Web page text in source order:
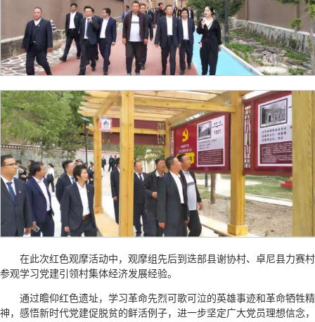
在此次红色观摩活动中，观摩组先后到迭部县谢协村、卓尼县力赛村
参观学习党建引领村集体经济发展经验。
通过瞻仰红色遗址，学习革命先烈可歌可泣的英雄事迹和革命牺牲精
神，感悟新时代党建促脱贫的鲜活例子，进一步坚定广大党员理想信念，